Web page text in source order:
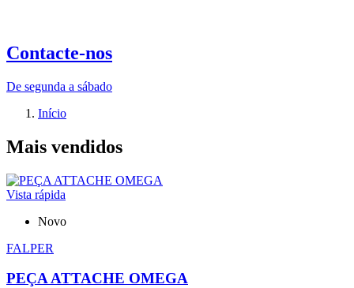
Contacte-nos
De segunda a sábado
Início
Mais vendidos
Vista rápida
Novo
FALPER
PEÇA ATTACHE OMEGA